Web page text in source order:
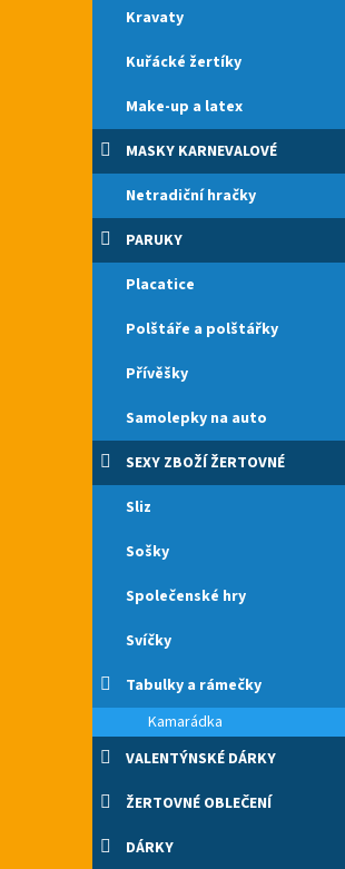
Kravaty
Kuřácké žertíky
Make-up a latex
MASKY KARNEVALOVÉ
Netradiční hračky
PARUKY
Placatice
Polštáře a polštářky
Přívěšky
Samolepky na auto
SEXY ZBOŽÍ ŽERTOVNÉ
Sliz
Sošky
Společenské hry
Svíčky
Tabulky a rámečky
Kamarádka
VALENTÝNSKÉ DÁRKY
ŽERTOVNÉ OBLEČENÍ
DÁRKY